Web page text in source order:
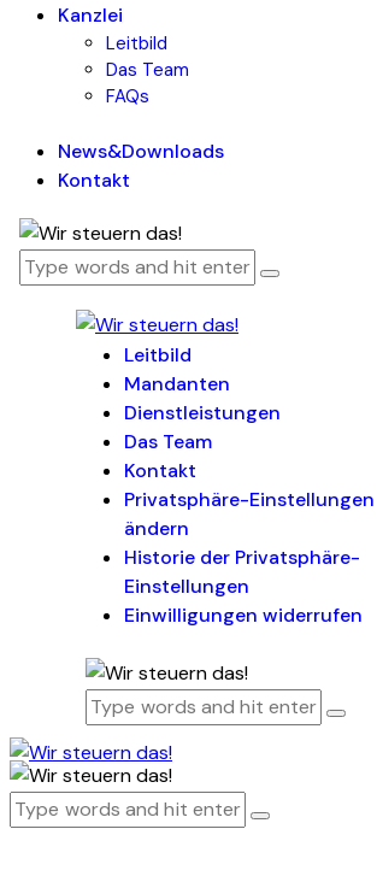
Kanzlei
Leitbild
Das Team
FAQs
News&Downloads
Kontakt
Leitbild
Mandanten
Dienstleistungen
Das Team
Kontakt
Privatsphäre-Einstellungen
ändern
Historie der Privatsphäre-
Einstellungen
Einwilligungen widerrufen